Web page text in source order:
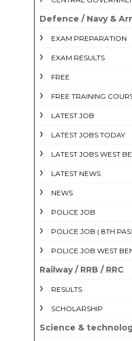
Defence / Navy &
EXAM PREPARATION
EXAM RESULTS
FREE
FREE TRAINING
LATEST JOB
LATEST JOBS TODAY
LATEST JOBS WEST
LATEST NEWS
NEWS
POLICE JOB
POLICE JOB ( 8TH
POLICE JOB WEST
Railway / RRB / RRC
RESULTS
SCHOLARSHIP
Science &